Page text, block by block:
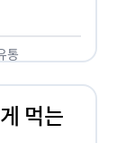
통
먹는